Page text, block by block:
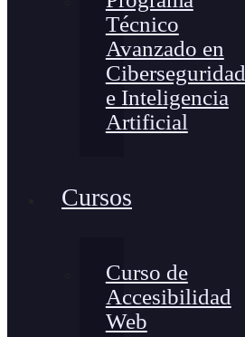
Técnico
Avanzado en
Ciberseguridad
e Inteligencia
Artificial
Cursos
Curso de
Accesibilidad
Web